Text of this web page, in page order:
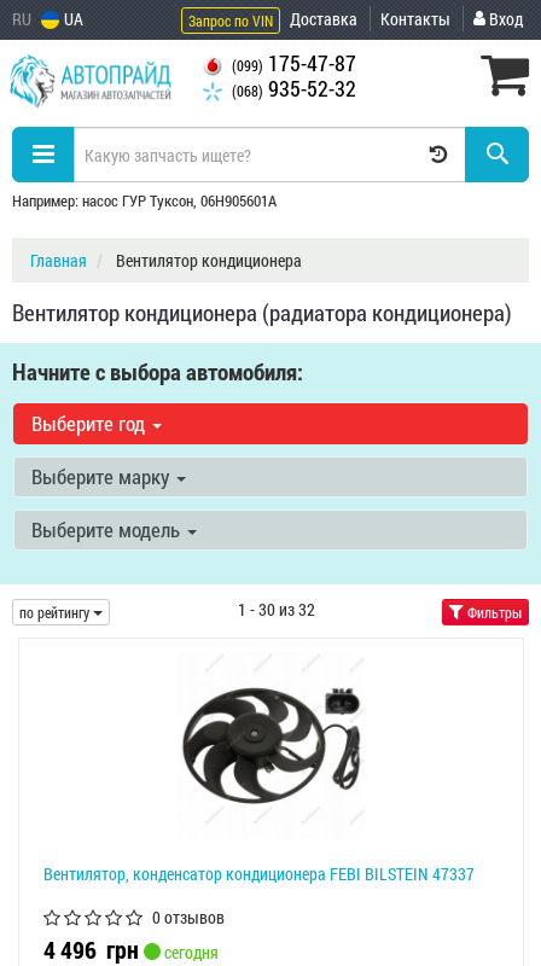
RU UA Запрос по VIN Доставка Контакты Вход
(099) 175-47-87
(068) 935-52-32
Например: насос ГУР Туксон, 06H905601A
Главная Вентилятор кондиционера
Вентилятор кондиционера (радиатора кондиционера)
Начните с выбора автомобиля:
Выберите год
Выберите марку
Выберите модель
по рейтингу 1 - 30 из 32 Фильтры
Вентилятор, конденсатор кондиционера FEBI BILSTEIN 47337
0 отзывов
4 496 грн
сегодня